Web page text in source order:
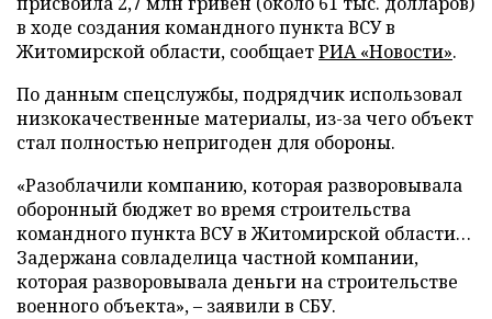
в ходе создания командного пункта ВСУ в
Житомирской области, сообщаетРИА «Новости».
По данным спецслужбы, подрядчик использовал
низкокачественные материалы, из-за чего объект
стал полностью непригоден для обороны.
«Разоблачили компанию, которая разворовывала
оборонный бюджет во время строительства
командного пункта ВСУ в Житомирской области…
Задержана совладелица частной компании,
которая разворовывала деньги на строительстве
военного объекта», – заявили в СБУ.